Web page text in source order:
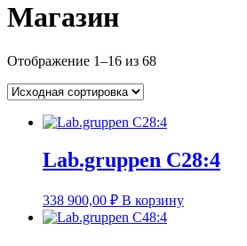
Магазин
Отображение 1–16 из 68
Lab.gruppen C28:4
338 900,00 ₽ В корзину